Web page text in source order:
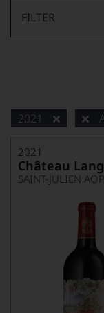
FILTER
2021
2021
Château
SAINT-JULIEN